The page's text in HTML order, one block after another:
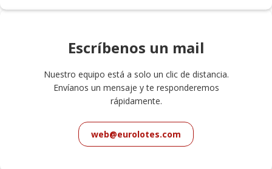
Escríbenos un mail
Nuestro equipo está a solo un clic de distancia.
Envíanos un mensaje y te responderemos
rápidamente.
web@eurolotes.com